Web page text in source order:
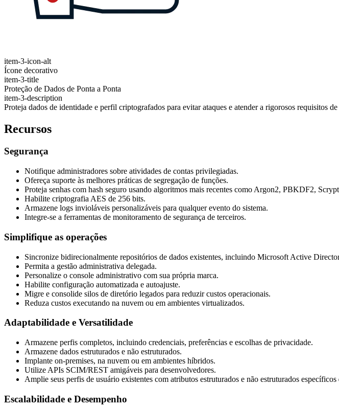
item-3-icon-alt
Ícone decorativo
item-3-title
Proteção de Dados de Ponta a Ponta
item-3-description
Proteja dados de identidade e perfil criptografados para evitar ataques e atender a rigorosos requisitos
Recursos
Segurança
Notifique administradores sobre atividades de contas privilegiadas.
Ofereça suporte às melhores práticas de segregação de funções.
Proteja senhas com hash seguro usando algoritmos mais recentes como Argon2, PBKDF2,
Habilite criptografia AES de 256 bits.
Armazene logs invioláveis personalizáveis para qualquer evento do sistema.
Integre-se a ferramentas de monitoramento de segurança de terceiros.
Simplifique as operações
Sincronize bidirecionalmente repositórios de dados existentes, incluindo Microsoft Active
Permita a gestão administrativa delegada.
Personalize o console administrativo com sua própria marca.
Habilite configuração automatizada e autoajuste.
Migre e consolide silos de diretório legados para reduzir custos operacionais.
Reduza custos executando na nuvem ou em ambientes virtualizados.
Adaptabilidade e Versatilidade
Armazene perfis completos, incluindo credenciais, preferências e escolhas de privacidade.
Armazene dados estruturados e não estruturados.
Implante on-premises, na nuvem ou em ambientes híbridos.
Utilize APIs SCIM/REST amigáveis para desenvolvedores.
Amplie seus perfis de usuário existentes com atributos estruturados e não estruturados específicos
Escalabilidade e Desempenho